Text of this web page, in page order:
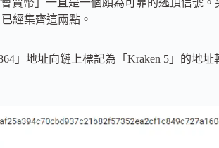
經集齊這兩點。
」地址向鏈上標記為「Kraken 5」的地址